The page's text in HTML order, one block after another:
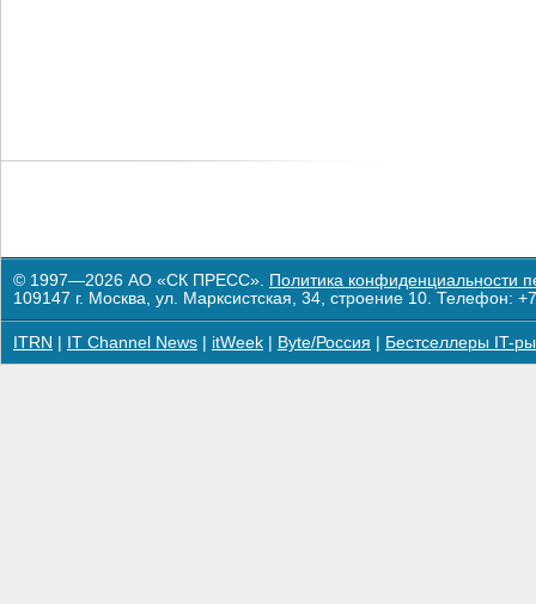
© 1997—2026 АО «СК ПРЕСС». Политика конфиденциальности
109147 г. Москва, ул. Марксистская, 34, строение 10. Телефон:
ITRN IT Channel News itWeek Byte/Россия Бестселлеры IT-